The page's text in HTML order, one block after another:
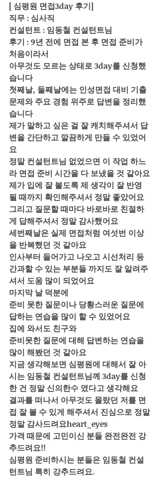
[ 심평원 면접3day 후기]
직무 : 심사직
컨설턴트 : 임동철 컨설턴트님
후기 : 9년 전에 면접 본 후 면접 준비가
처음이라서
아무것도 모르는 상태로 3day를 신청했
습니다
첫째날, 둘째날에는 인성면접 대비 기출
문제와 주요 경험 위주로 답변을 정리했
습니다
제가 말하고 싶은 걸 잘 캐치해주셔서 답
변을 간단하고 깔끔하게 만들 수 있었어
요
정말 컨설턴트님 없었으면 이 작업 하느
라 면접 준비 시간을 다 보냈을 것 같아요
제가 입에 잘 붙도록 제 생각이 잘 반영
될 때까지 확인해주셔서 정말 좋았어요
그리고 질문할 때마다 바로바로 친절하
게 답해주셔서 정말 감사했어요
세번째날은 실제 면접처럼 여섯번 이상
을 반복했던 것 같아요
인사부터 들어가고 나오고 시선처리 등
간과할 수 있는 부분들 까지도 잘 알려주
셔서 도움 많이 되었어요
마지막 날 덕분에
준비 못한 질문이나 당황스러운 질문에
답하는 연습을 많이 할 수 있었어요
집에 와서도 친구와
준비못한 질문에 대해 답변하는 연습을
많이 해봤던 것 같아요
지금 생각해보면 심평원에 대해서 잘 아
시는 임동철 컨설턴트님께 3day를 신청
한 건 정말 신의한수 였다고 생각해요
결과를 떠나서 아무것도 몰랐던 저를 면
접 잘 볼 수 있게 해주셔서 진심으로 정말
정말 감사드려요heart_eyes
가격 때문에 고민이신 분들 완전완전 강
추드려요!!
심평원 준비하시는 분들은 임동철 컨설
턴트님 특히 강추드려요.